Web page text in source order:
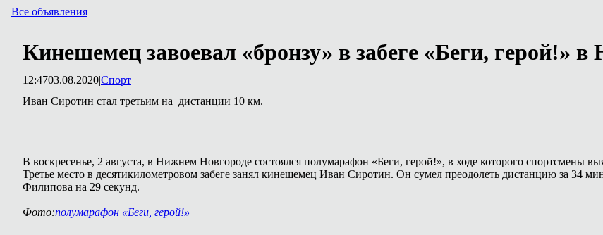
Все объявления
Кинешемец завоевал «бронзу» в забеге «Беги, герой!»
12:4703.08.2020|Спорт
Иван Сиротин стал третьим на дистанции 10 км.
В воскресенье, 2 августа, в Нижнем Новгороде состоялся полумарафон «Беги, герой!», в ходе которого спортсмены
Третье место в десятикилометровом забеге занял кинешемец Иван Сиротин. Он сумел преодолеть дистанцию за 34
Филипова на 29 секунд.
Фото:полумарафон «Беги, герой!»